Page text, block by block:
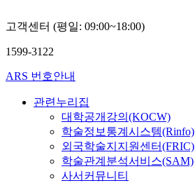
고객센터 (평일: 09:00~18:00)
1599-3122
ARS 번호안내
관련누리집
대학공개강의(KOCW)
학술정보통계시스템(Rinfo)
외국학술지지원센터(FRIC)
학술관계분석서비스(SAM)
사서커뮤니티